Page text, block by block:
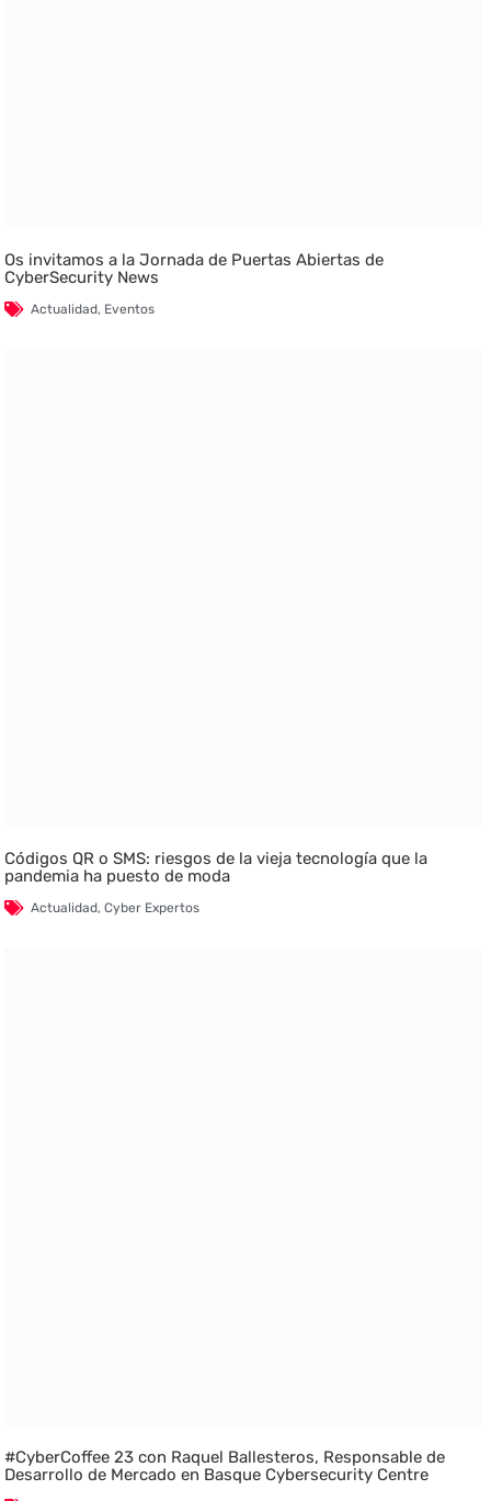
Os invitamos a la Jornada de Puertas Abiertas de
CyberSecurity News
Actualidad, Eventos
Códigos QR o SMS: riesgos de la vieja tecnología que la
pandemia ha puesto de moda
Actualidad,Cyber Expertos
#CyberCoffee 23 con Raquel Ballesteros, Responsable de
Desarrollo de Mercado en Basque Cybersecurity Centre